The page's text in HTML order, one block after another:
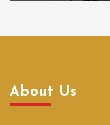
About Us